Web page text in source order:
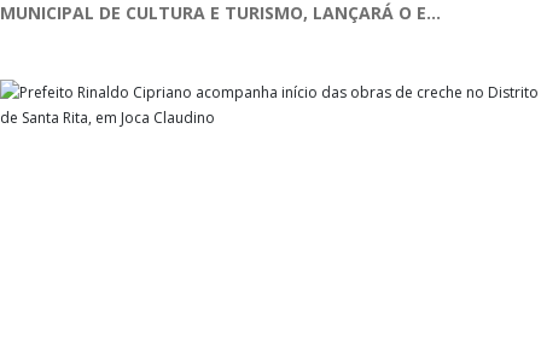
MUNICIPAL DE CULTURA E TURISMO, LANÇARÁ O E...